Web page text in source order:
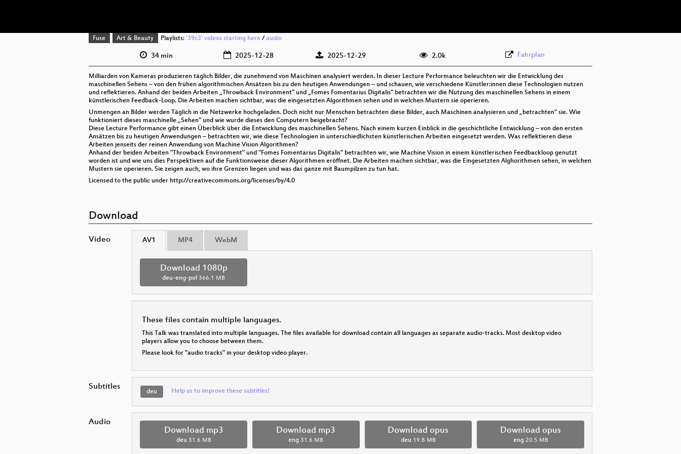
Fuse Art & Beauty Playlists: '39c3' videos starting here/ audio
34 min 2025-12-28 2025-12-29 2.0k Fahrplan
Milliarden von Kameras produzieren täglich Bilder, die zunehmend von Maschinen analysiert werden. In dieser Lecture Performance beleuchten wir die Entwicklung des
maschinellen Sehens – von den frühen algorithmischen Ansätzen bis zu den heutigen Anwendungen – und schauen, wie verschiedene Künstler:innen diese Technologien nutzen
und reflektieren. Anhand der beiden Arbeiten „Throwback Environment” und „Fomes Fomentarius Digitalis” betrachten wir die Nutzung des maschinellen Sehens in einem
künstlerischen Feedback-Loop. Die Arbeiten machen sichtbar, was die eingesetzten Algorithmen sehen und in welchen Mustern sie operieren.
Unmengen an Bilder werden Täglich in die Netzwerke hochgeladen. Doch nicht nur Menschen betrachten diese Bilder, auch Maschinen analysieren und „betrachten" sie. Wie
funktioniert dieses maschinelle „Sehen" und wie wurde dieses den Computern beigebracht?
Diese Lecture Performance gibt einen Überblick über die Entwicklung des maschinellen Sehens. Nach einem kurzen Einblick in die geschichtliche Entwicklung – von den ersten
Ansätzen bis zu heutigen Anwendungen – betrachten wir, wie diese Technologien in unterschiedlichsten künstlerischen Arbeiten eingesetzt werden. Was reflektieren diese
Arbeiten jenseits der reinen Anwendung von Machine Vision Algorithmen?
Anhand der beiden Arbeiten "Throwback Environment" und "Fomes Fomentarius Digitalis" betrachten wir, wie Machine Vision in einem künstlerischen Feedbackloop genutzt
worden ist und wie uns dies Perspektiven auf die Funktionsweise dieser Algorithmen eröffnet. Die Arbeiten machen sichtbar, was die Eingesetzten Alghorithmen sehen, in welchen
Mustern sie operieren. Sie zeigen auch, wo ihre Grenzen liegen und was das ganze mit Baumpilzen zu tun hat.
Licensed to the public under http://creativecommons.org/licenses/by/4.0
Download
Video AV1 MP4 WebM
Download 1080p
deu-eng-pol 366.1 MB
These files contain multiple languages.
This Talk was translated into multiple languages. The files available for download contain all languages as separate audio-tracks. Most desktop video
players allow you to choose between them.
Please look for "audio tracks" in your desktop video player.
Subtitles deu Help us to improve these subtitles!
Audio
Download mp3
deu 31.6 MB
Download mp3
eng 31.6 MB
Download opus
deu 19.8 MB
Download opus
eng 20.5 MB